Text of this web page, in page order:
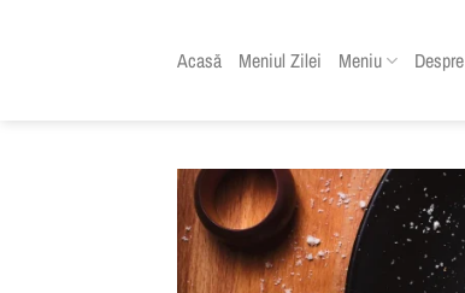
Acasă Meniul Zilei Meniu